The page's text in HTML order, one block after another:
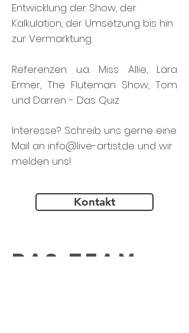
Entwicklung der Show, der
Kalkulation, der Umsetzung bis hin
zur Vermarktung.
Referenzen u.a. Miss Allie, Lara
Ermer, The Fluteman Show, Tom
und Darren - Das Quiz
Interesse? Schreib uns gerne eine
Mail an info@live-artist.de und wir
melden uns!
Kontakt
Das Team